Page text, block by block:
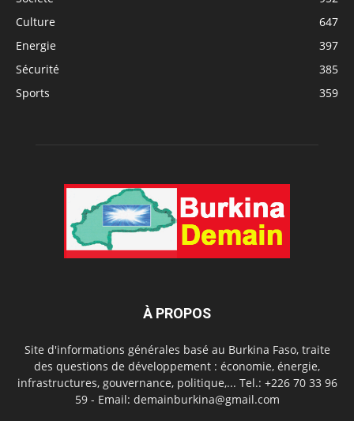
Culture
647
Energie
397
Sécurité
385
Sports
359
À PROPOS
Site d'informations générales basé au Burkina Faso, traite
des questions de développement : économie, énergie,
infrastructures, gouvernance, politique,... Tel.: +226 70 33 96
59 - Email: demainburkina@gmail.com